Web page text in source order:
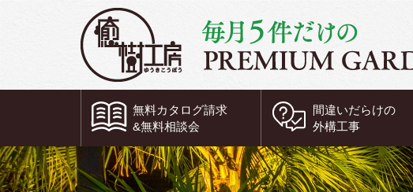
無料カタログ請求
&無料相談会
間違いだらけの
外構工事